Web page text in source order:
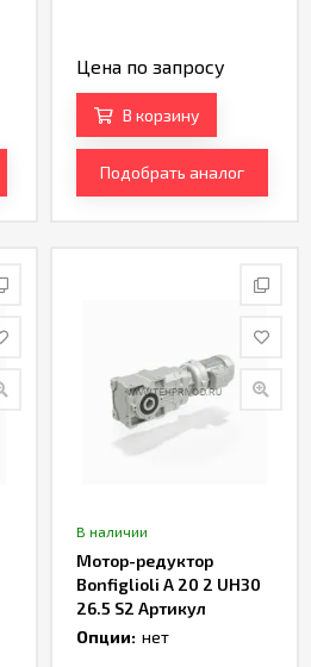
Цена по запросу
В корзину
Подобрать аналог
В наличии
Мотор-редуктор
Bonfiglioli A 20 2 UH30
26.5 S2 Артикул
TH232986
Опции: нет